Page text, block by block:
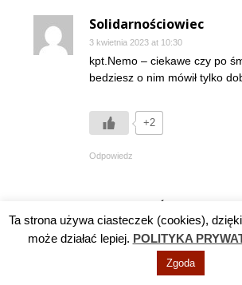
Solidarnościowiec
3 kwietnia 2023 at 10:30
kpt.Nemo – ciekawe czy po
bedziesz o nim mówił tylko
+2
Odpowiedz
Ta strona używa ciasteczek (cookies),
może działać lepiej. POLITYKA
Zgoda